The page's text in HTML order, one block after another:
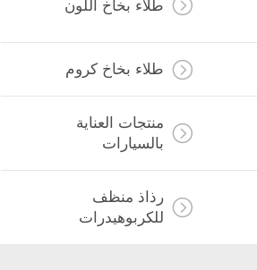
طلاء بخاخ اللون
طلاء بخاخ كروم
منتجات العناية
بالسيارات
رذاذ منظف
للكربوهيدرات